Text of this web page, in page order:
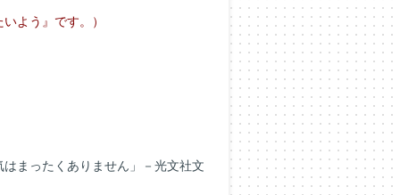
よう』です。）
ったくありません」－光文社文